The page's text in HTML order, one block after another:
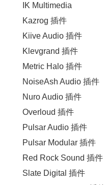
IK Multimedia
Kazrog 插件
Kiive Audio 插件
Klevgrand 插件
Metric Halo 插件
NoiseAsh Audio 插件
Nuro Audio 插件
Overloud 插件
Pulsar Audio 插件
Pulsar Modular 插件
Red Rock Sound 插件
Slate Digital 插件